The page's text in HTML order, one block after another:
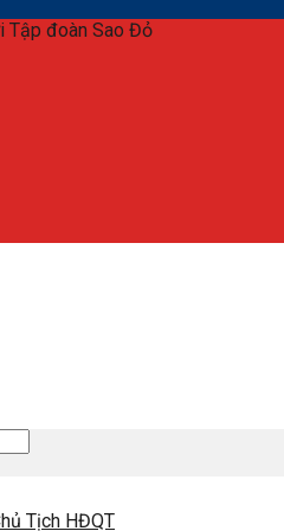
Tập đoàn Sao Đỏ
Tịch HĐQT